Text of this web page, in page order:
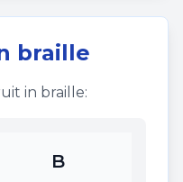
braille
in braille:
B